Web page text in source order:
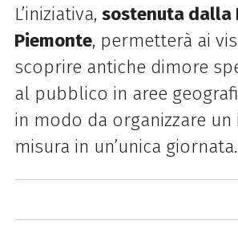
L’iniziativa, sostenuta dalla
Piemonte, permetterà ai
scoprire antiche dimore
al pubblico in aree
in modo da organizzare
misura in un’unica giornata.